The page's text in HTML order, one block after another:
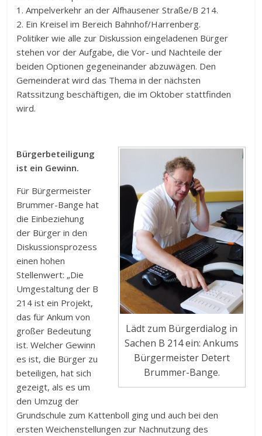
1. Ampelverkehr an der Alfhausener Straße/B 214.
2. Ein Kreisel im Bereich Bahnhof/Harrenberg.
Politiker wie alle zur Diskussion eingeladenen Bürger
stehen vor der Aufgabe, die Vor- und Nachteile der
beiden Optionen gegeneinander abzuwägen. Den
Gemeinderat wird das Thema in der nächsten
Ratssitzung beschäftigen, die im Oktober stattfinden
wird.
Lädt zum Bürgerdialog in
Sachen B 214 ein: Ankums
Bürgermeister Detert
Brummer-Bange.
Bürgerbeteiligung
ist ein Gewinn.
Für Bürgermeister
Brummer-Bange hat
die Einbeziehung
der Bürger in den
Diskussionsprozess
einen hohen
Stellenwert: „Die
Umgestaltung der B
214 ist ein Projekt,
das für Ankum von
großer Bedeutung
ist. Welcher Gewinn
es ist, die Bürger zu
beteiligen, hat sich
gezeigt, als es um
den Umzug der
Grundschule zum Kattenboll ging und auch bei den
ersten Weichenstellungen zur Nachnutzung des